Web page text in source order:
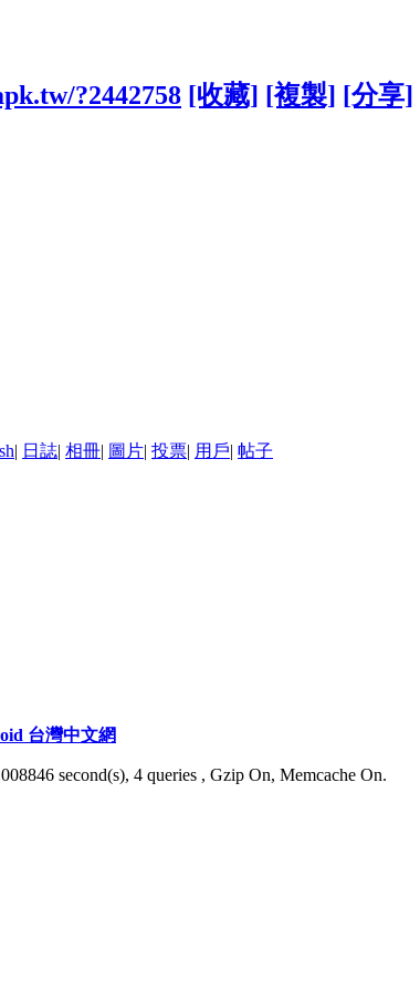
?2442758 [收藏] [複製] [分享]
| 日誌| 相冊| 圖片| 投票| 用戶| 帖子
台灣中文網
second(s), 4 queries , Gzip On, Memcache On.